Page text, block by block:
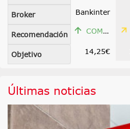
Broker
Recomendación
Objetivo
Bankinter
COMPRAR
14,25€
Últimas noticias